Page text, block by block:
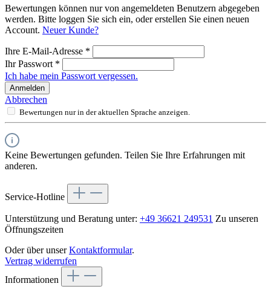
Bewertungen können nur von angemeldeten Benutzern abgegeben
werden. Bitte loggen Sie sich ein, oder erstellen Sie einen neuen
Account. Neuer Kunde?
Ihre E-Mail-Adresse *
Ihr Passwort *
Ich habe mein Passwort vergessen.
Anmelden
Abbrechen
Bewertungen nur in der aktuellen Sprache anzeigen.
Keine Bewertungen gefunden. Teilen Sie Ihre Erfahrungen mit
anderen.
Service-Hotline
Unterstützung und Beratung unter: +49 36621 249531 Zu unseren
Öffnungszeiten
Oder über unserKontaktformular.
Vertrag widerrufen
Informationen